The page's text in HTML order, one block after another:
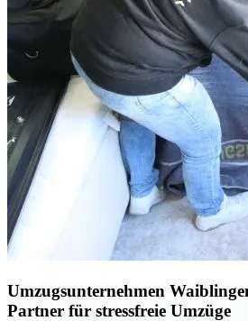
Umzugsunternehmen
Partner für stressfreie Umzüge